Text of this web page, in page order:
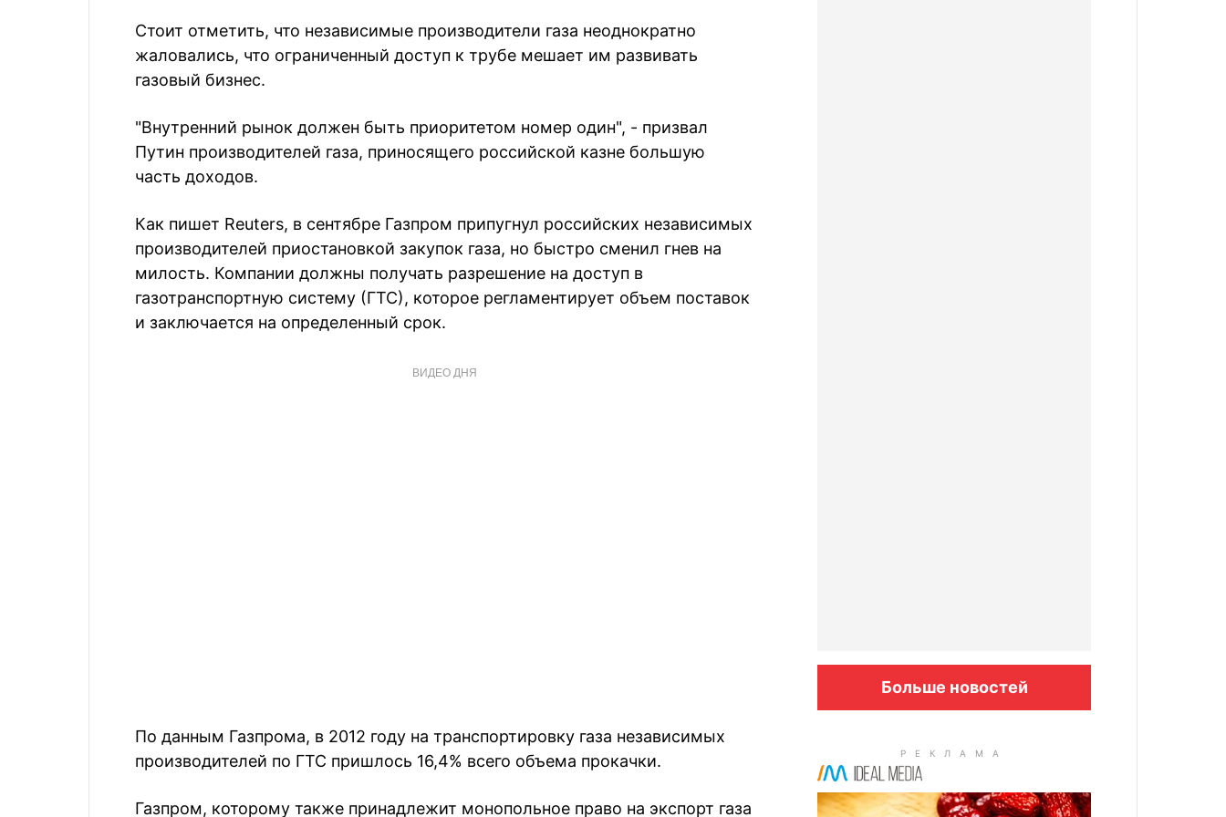
Стоит отметить, что независимые производители газа неоднократно
жаловались, что ограниченный доступ к трубе мешает им развивать
газовый бизнес.
"Внутренний рынок должен быть приоритетом номер один", - призвал
Путин производителей газа, приносящего российской казне большую
часть доходов.
Как пишет Reuters, в сентябре Газпром припугнул российских независимых
производителей приостановкой закупок газа, но быстро сменил гнев на
милость. Компании должны получать разрешение на доступ в
газотранспорт­ную систему (ГТС), которое регламентирует объем поставок
и заключается на определенный срок.
ВИДЕО ДНЯ
По данным Газпрома, в 2012 году на транспортировку газа независимых
производителей по ГТС пришлось 16,4% всего объема прокачки.
Газпром, которому также принадлежит монопольное право на экспорт газа
Больше новостей